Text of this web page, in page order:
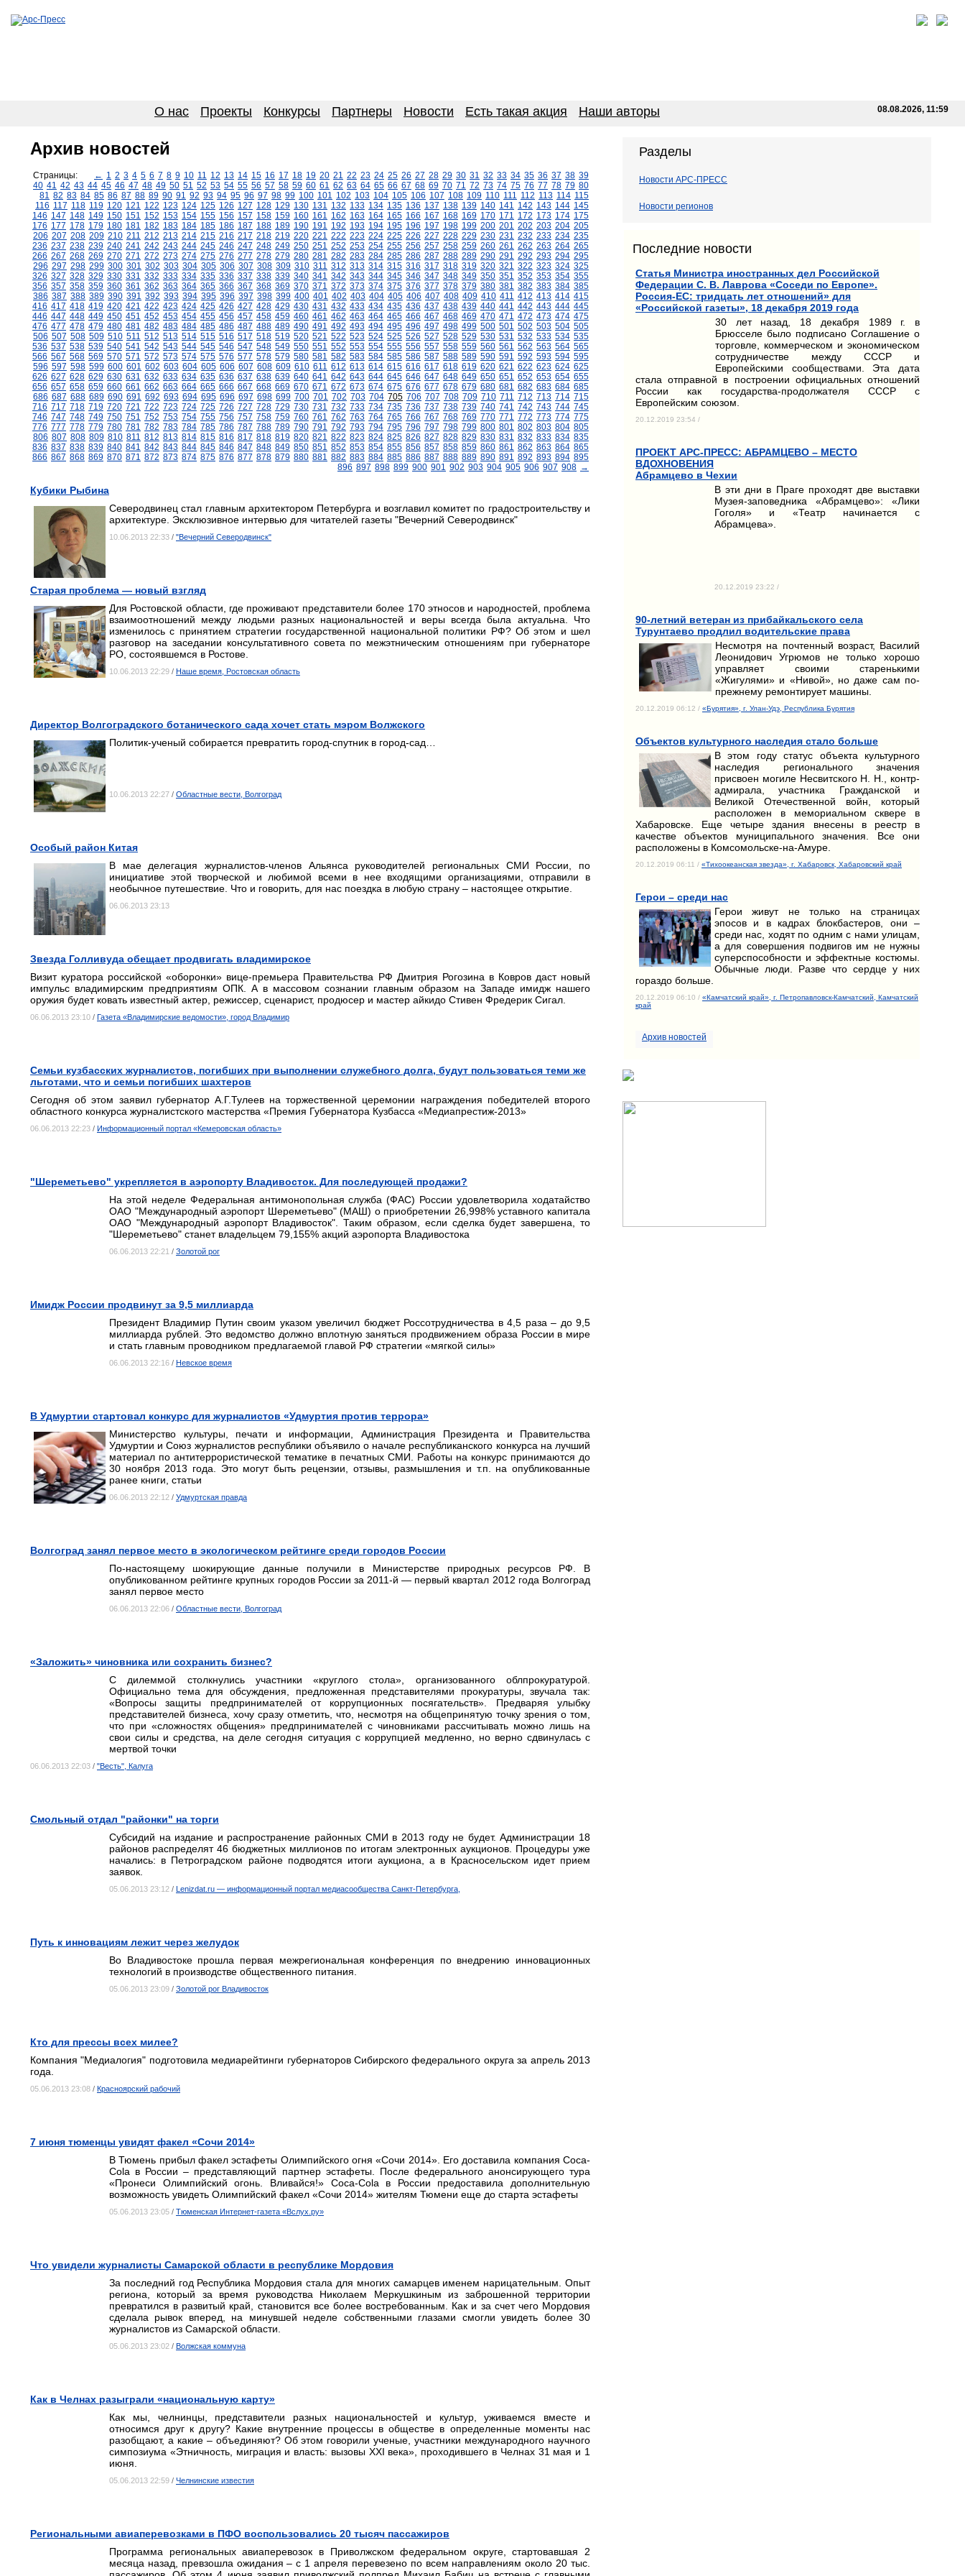
О нас Проекты Конкурсы Партнеры Новости Есть такая акция Наши авторы 08.08.2026, 11:59
Архив новостей
Страницы: ← 1 2 3 4 5 6 7 8 9 10 11 12 13 14 15 16 17 18 19 20 21 22 23 24 25 26 27 28 29 30 31 32 33 34 35 36 37 38 39
40 41 42 43 44 45 46 47 48 49 50 51 52 53 54 55 56 57 58 59 60 61 62 63 64 65 66 67 68 69 70 71 72 73 74 75 76 77 78 79 80
81 82 83 84 85 86 87 88 89 90 91 92 93 94 95 96 97 98 99 100 101 102 103 104 105 106 107 108 109 110 111 112 113 114 115
116 117 118 119 120 121 122 123 124 125 126 127 128 129 130 131 132 133 134 135 136 137 138 139 140 141 142 143 144 145
146 147 148 149 150 151 152 153 154 155 156 157 158 159 160 161 162 163 164 165 166 167 168 169 170 171 172 173 174 175
176 177 178 179 180 181 182 183 184 185 186 187 188 189 190 191 192 193 194 195 196 197 198 199 200 201 202 203 204 205
206 207 208 209 210 211 212 213 214 215 216 217 218 219 220 221 222 223 224 225 226 227 228 229 230 231 232 233 234 235
236 237 238 239 240 241 242 243 244 245 246 247 248 249 250 251 252 253 254 255 256 257 258 259 260 261 262 263 264 265
266 267 268 269 270 271 272 273 274 275 276 277 278 279 280 281 282 283 284 285 286 287 288 289 290 291 292 293 294 295
296 297 298 299 300 301 302 303 304 305 306 307 308 309 310 311 312 313 314 315 316 317 318 319 320 321 322 323 324 325
326 327 328 329 330 331 332 333 334 335 336 337 338 339 340 341 342 343 344 345 346 347 348 349 350 351 352 353 354 355
356 357 358 359 360 361 362 363 364 365 366 367 368 369 370 371 372 373 374 375 376 377 378 379 380 381 382 383 384 385
386 387 388 389 390 391 392 393 394 395 396 397 398 399 400 401 402 403 404 405 406 407 408 409 410 411 412 413 414 415
416 417 418 419 420 421 422 423 424 425 426 427 428 429 430 431 432 433 434 435 436 437 438 439 440 441 442 443 444 445
446 447 448 449 450 451 452 453 454 455 456 457 458 459 460 461 462 463 464 465 466 467 468 469 470 471 472 473 474 475
476 477 478 479 480 481 482 483 484 485 486 487 488 489 490 491 492 493 494 495 496 497 498 499 500 501 502 503 504 505
506 507 508 509 510 511 512 513 514 515 516 517 518 519 520 521 522 523 524 525 526 527 528 529 530 531 532 533 534 535
536 537 538 539 540 541 542 543 544 545 546 547 548 549 550 551 552 553 554 555 556 557 558 559 560 561 562 563 564 565
566 567 568 569 570 571 572 573 574 575 576 577 578 579 580 581 582 583 584 585 586 587 588 589 590 591 592 593 594 595
596 597 598 599 600 601 602 603 604 605 606 607 608 609 610 611 612 613 614 615 616 617 618 619 620 621 622 623 624 625
626 627 628 629 630 631 632 633 634 635 636 637 638 639 640 641 642 643 644 645 646 647 648 649 650 651 652 653 654 655
656 657 658 659 660 661 662 663 664 665 666 667 668 669 670 671 672 673 674 675 676 677 678 679 680 681 682 683 684 685
686 687 688 689 690 691 692 693 694 695 696 697 698 699 700 701 702 703 704 705 706 707 708 709 710 711 712 713 714 715
716 717 718 719 720 721 722 723 724 725 726 727 728 729 730 731 732 733 734 735 736 737 738 739 740 741 742 743 744 745
746 747 748 749 750 751 752 753 754 755 756 757 758 759 760 761 762 763 764 765 766 767 768 769 770 771 772 773 774 775
776 777 778 779 780 781 782 783 784 785 786 787 788 789 790 791 792 793 794 795 796 797 798 799 800 801 802 803 804 805
806 807 808 809 810 811 812 813 814 815 816 817 818 819 820 821 822 823 824 825 826 827 828 829 830 831 832 833 834 835
836 837 838 839 840 841 842 843 844 845 846 847 848 849 850 851 852 853 854 855 856 857 858 859 860 861 862 863 864 865
866 867 868 869 870 871 872 873 874 875 876 877 878 879 880 881 882 883 884 885 886 887 888 889 890 891 892 893 894 895
896 897 898 899 900 901 902 903 904 905 906 907 908 →
Кубики Рыбина
Северодвинец стал главным архитектором Петербурга и возглавил комитет по градостроительству и
архитектуре. Эксклюзивное интервью для читателей газеты "Вечерний Северодвинск"
10.06.2013 22:33 / "Вечерний Северодвинск"
Старая проблема — новый взгляд
Для Ростовской области, где проживают представители более 170 этносов и народностей, проблема
взаимоотношений между людьми разных национальностей и веры всегда была актуальна. Что
изменилось с принятием стратегии государственной национальной политики РФ? Об этом и шел
разговор на заседании консультативного совета по межэтническим отношениям при губернаторе
РО, состоявшемся в Ростове.
10.06.2013 22:29 / Наше время, Ростовская область
Директор Волгоградского ботанического сада хочет стать мэром Волжского
Политик-ученый собирается превратить город-спутник в город-сад…
10.06.2013 22:27 / Областные вести, Волгоград
Особый район Китая
В мае делегация журналистов-членов Альянса руководителей региональных СМИ России, по
инициативе этой творческой и любимой всеми в нее входящими организациями, отправили в
необычное путешествие. Что и говорить, для нас поездка в любую страну – настоящее открытие.
06.06.2013 23:13
Звезда Голливуда обещает продвигать владимирское
Визит куратора российской «оборонки» вице-премьера Правительства РФ Дмитрия Рогозина в Ковров даст новый
импульс владимирским предприятиям ОПК. А в массовом сознании главным образом на Западе имидж нашего
оружия будет ковать известный актер, режиссер, сценарист, продюсер и мастер айкидо Стивен Фредерик Сигал.
06.06.2013 23:10 / Газета «Владимирские ведомости», город Владимир
Семьи кузбасских журналистов, погибших при выполнении служебного долга, будут пользоваться теми же
льготами, что и семьи погибших шахтеров
Сегодня об этом заявил губернатор А.Г.Тулеев на торжественной церемонии награждения победителей второго
областного конкурса журналистского мастерства «Премия Губернатора Кузбасса «Медиапрестиж-2013»
06.06.2013 22:23 / Информационный портал «Кемеровская область»
"Шереметьево" укрепляется в аэропорту Владивосток. Для последующей продажи?
На этой неделе Федеральная антимонопольная служба (ФАС) России удовлетворила ходатайство
ОАО "Международный аэропорт Шереметьево" (МАШ) о приобретении 26,998% уставного капитала
ОАО "Международный аэропорт Владивосток". Таким образом, если сделка будет завершена, то
"Шереметьево" станет владельцем 79,155% акций аэропорта Владивостока
06.06.2013 22:21 / Золотой рог
Имидж России продвинут за 9,5 миллиарда
Президент Владимир Путин своим указом увеличил бюджет Россотрудничества в 4,5 раза – до 9,5
миллиарда рублей. Это ведомство должно вплотную заняться продвижением образа России в мире
и стать главным проводником предлагаемой главой РФ стратегии «мягкой силы»
06.06.2013 22:16 / Невское время
В Удмуртии стартовал конкурс для журналистов «Удмуртия против террора»
Министерство культуры, печати и информации, Администрация Президента и Правительства
Удмуртии и Союз журналистов республики объявило о начале республиканского конкурса на лучший
материал по антитеррористической тематике в печатных СМИ. Работы на конкурс принимаются до
30 ноября 2013 года. Это могут быть рецензии, отзывы, размышления и т.п. на опубликованные
ранее книги, статьи
06.06.2013 22:12 / Удмуртская правда
Волгоград занял первое место в экологическом рейтинге среди городов России
По-настоящему шокирующие данные получили в Министерстве природных ресурсов РФ. В
опубликованном рейтинге крупных городов России за 2011-й — первый квартал 2012 года Волгоград
занял первое место
06.06.2013 22:06 / Областные вести, Волгоград
«Заложить» чиновника или сохранить бизнес?
С дилеммой столкнулись участники «круглого стола», организованного облпрокуратурой.
Официально тема для обсуждения, предложенная представителями прокуратуры, звучала так:
«Вопросы защиты предпринимателей от коррупционных посягательств». Предваряя улыбку
представителей бизнеса, хочу сразу отметить, что, несмотря на общепринятую точку зрения о том,
что при «сложностях общения» предпринимателей с чиновниками рассчитывать можно лишь на
свои силы и средства, на деле сегодня ситуация с коррупцией медленно, но верно сдвинулась с
мертвой точки
06.06.2013 22:03 / "Весть", Калуга
Смольный отдал "районки" на торги
Субсидий на издание и распространение районных СМИ в 2013 году не будет. Администрации 18
районов распределят 46 бюджетных миллионов по итогам электронных аукционов. Процедуры уже
начались: в Петроградском районе подводятся итоги аукциона, а в Красносельском идет прием
заявок.
05.06.2013 23:12 / Lenizdat.ru — информационный портал медиасообщества Санкт-Петербурга,
Путь к инновациям лежит через желудок
Во Владивостоке прошла первая межрегиональная конференция по внедрению инновационных
технологий в производстве общественного питания.
05.06.2013 23:09 / Золотой рог Владивосток
Кто для прессы всех милее?
Компания "Медиалогия" подготовила медиарейтинги губернаторов Сибирского федерального округа за апрель 2013
года.
05.06.2013 23:08 / Красноярский рабочий
7 июня тюменцы увидят факел «Сочи 2014»
В Тюмень прибыл факел эстафеты Олимпийского огня «Сочи 2014». Его доставила компания Coca-
Cola в России – представляющий партнер эстафеты. После федерального анонсирующего тура
«Пронеси Олимпийский огонь. Вливайся!» Coca-Cola в России предоставила дополнительную
возможность увидеть Олимпийский факел «Сочи 2014» жителям Тюмени еще до старта эстафеты
05.06.2013 23:05 / Тюменская Интернет-газета «Вслух.ру»
Что увидели журналисты Самарской области в республике Мордовия
За последний год Республика Мордовия стала для многих самарцев именем нарицательным. Опыт
региона, который за время руководства Николаем Меркушкиным из заброшенной территории
превратился в развитый край, становится все более востребованным. Как и за счет чего Мордовия
сделала рывок вперед, на минувшей неделе собственными глазами смогли увидеть более 30
журналистов из Самарской области.
05.06.2013 23:02 / Волжская коммуна
Как в Челнах разыграли «национальную карту»
Как мы, челнинцы, представители разных национальностей и культур, уживаемся вместе и
относимся друг к другу? Какие внутренние процессы в обществе в определенные моменты нас
разобщают, а какие – объединяют? Об этом говорили ученые, участники международного научного
симпозиума «Этничность, миграция и власть: вызовы ХХI века», проходившего в Челнах 31 мая и 1
июня.
05.06.2013 22:59 / Челнинские известия
Региональными авиаперевозками в ПФО воспользовались 20 тысяч пассажиров
Программа региональных авиаперевозок в Приволжском федеральном округе, стартовавшая 2
месяца назад, превзошла ожидания – с 1 апреля перевезено по всем направлениям около 20 тыс.
Разделы
Новости АРС-ПРЕСС
Новости регионов
Последние новости
Статья Министра иностранных дел Российской
Федерации С. В. Лаврова «Соседи по Европе».
Россия-ЕС: тридцать лет отношений» для
«Российской газеты», 18 декабря 2019 года
30 лет назад, 18 декабря 1989 г. в
Брюсселе было подписано Соглашение о
торговле, коммерческом и экономическом
сотрудничестве между СССР и
Европейскими сообществами. Эта дата
стала отправной в построении официальных отношений
России как государства-продолжателя СССР с
Европейским союзом.
20.12.2019 23:54 /
ПРОЕКТ АРС-ПРЕСС: АБРАМЦЕВО – МЕСТО
ВДОХНОВЕНИЯ
Абрамцево в Чехии
В эти дни в Праге проходят две выставки
Музея-заповедника «Абрамцево»: «Лики
Гоголя» и «Театр начинается с
Абрамцева».
20.12.2019 23:22 /
90-летний ветеран из прибайкальского села
Турунтаево продлил водительские права
Несмотря на почтенный возраст, Василий
Леонидович Угрюмов не только хорошо
управляет своими старенькими
«Жигулями» и «Нивой», но даже сам по-
прежнему ремонтирует машины.
20.12.2019 06:12 / «Бурятия», г. Улан-Удэ, Республика Бурятия
Объектов культурного наследия стало больше
В этом году статус объекта культурного
наследия регионального значения
присвоен могиле Несвитского Н. Н., контр-
адмирала, участника Гражданской и
Великой Отечественной войн, который
расположен в мемориальном сквере в
Хабаровске. Еще четыре здания внесены в реестр в
качестве объектов муниципального значения. Все они
расположены в Комсомольске-на-Амуре.
20.12.2019 06:11 / «Тихоокеанская звезда», г. Хабаровск, Хабаровский край
Герои – среди нас
Герои живут не только на страницах
эпосов и в кадрах блокбастеров, они –
среди нас, ходят по одним с нами улицам,
а для совершения подвигов им не нужны
суперспособности и эффектные костюмы.
Обычные люди. Разве что сердце у них
гораздо больше.
20.12.2019 06:10 / «Камчатский край», г. Петропавловск-Камчатский, Камчатский
край
Архив новостей